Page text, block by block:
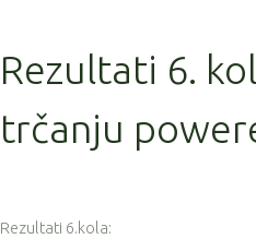
Rezultati 6.
trčanju
Rezultati 6.kola: